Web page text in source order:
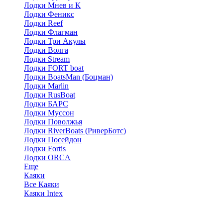
Лодки Мнев и К
Лодки Феникс
Лодки Reef
Лодки Флагман
Лодки Три Акулы
Лодки Волга
Лодки Stream
Лодки FORT boat
Лодки BoatsMan (Боцман)
Лодки Marlin
Лодки RusBoat
Лодки БАРС
Лодки Муссон
Лодки Поволжья
Лодки RiverBoats (РиверБотс)
Лодки Посейдон
Лодки Fortis
Лодки ORCA
Еще
Каяки
Все Каяки
Каяки Intex